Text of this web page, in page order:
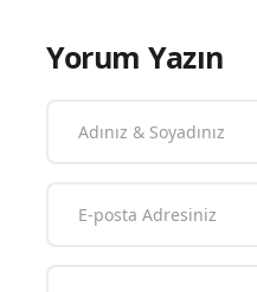
Yorum Yazın